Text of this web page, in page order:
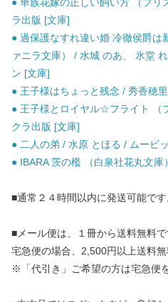
ラ出版 [文庫]
● 過保護なすれ違い婚 冷徹侯爵は
ァニラ文庫） / 水城 のあ、 氷堂
ン [文庫]
● 王子様はちょっと残念 / 秀香穂
● 王子様とロイヤル☆フライト （
クラ出版 [文庫]
● 二人の弟 / 水原 とほる / ムービ
● IBARA 茨の檻 （白泉社花丸文
■通常２４時間以内に発送可能です
■メール便は、１冊から送料無料で
宅急便の場合、2,500円以上送料無
※「代引き」ご希望の方は宅急便